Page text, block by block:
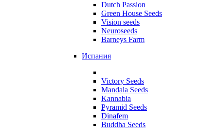
Dutch Passion
Green House Seeds
Vision seeds
Neuroseeds
Barneys Farm
Испания
Victory Seeds
Mandala Seeds
Kannabia
Pyramid Seeds
Dinafem
Buddha Seeds